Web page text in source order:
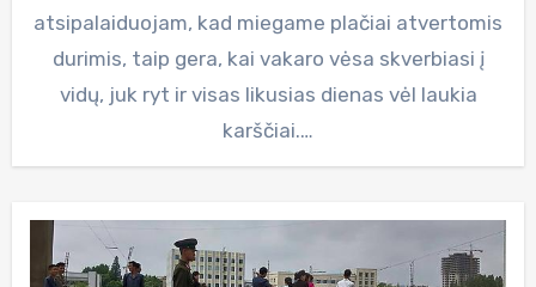
atsipalaiduojam, kad miegame plačiai atvertomis
durimis, taip gera, kai vakaro vėsa skverbiasi į
vidų, juk ryt ir visas likusias dienas vėl laukia
karščiai.…